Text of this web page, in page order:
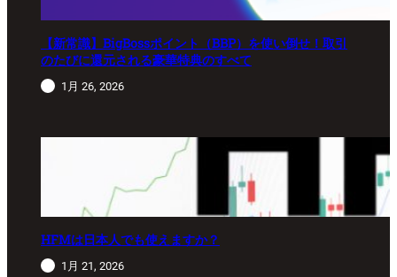
【新常識】BigBossポイント（BBP）を使い倒せ！取引
のたびに還元される豪華特典のすべて
1月 26, 2026
HFMは日本人でも使えますか？
1月 21, 2026